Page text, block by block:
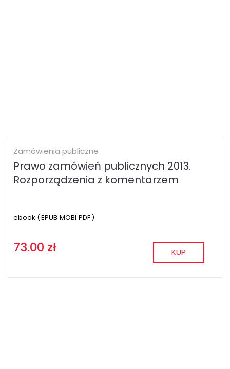
Zamówienia publiczne
Prawo zamówień publicznych 2013.
Rozporządzenia z komentarzem
ebook (EPUB MOBI PDF)
73.00 zł KUP